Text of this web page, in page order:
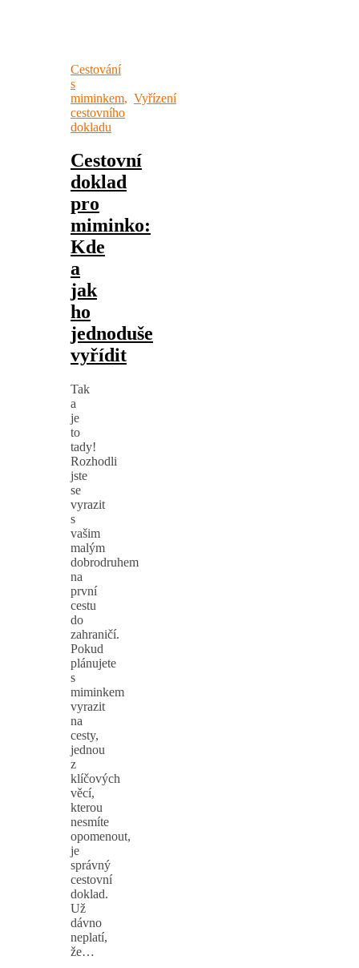
Cestování
s
miminkem, Vyřízení
cestovního
dokladu
Cestovní
doklad
pro
miminko:
Kde
a
jak
ho
jednoduše
vyřídit
Tak
a
je
to
tady!
Rozhodli
jste
se
vyrazit
s
vašim
malým
dobrodruhem
na
první
cestu
do
zahraničí.
Pokud
plánujete
s
miminkem
vyrazit
na
cesty,
jednou
z
klíčových
věcí,
kterou
nesmíte
opomenout,
je
správný
cestovní
doklad.
Už
dávno
neplatí,
že…